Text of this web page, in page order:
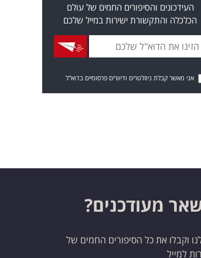
העידכונים והסיפורים החמים של עולם
הכלכלה והתקשורת ישירות במייל שלכם
אני מאשר קבלת ניוזלטרים ודיוורים פרסומיים בדוא"ל
מעודכנים?
וקבלו את כל הסיפורים החמים של
למייל